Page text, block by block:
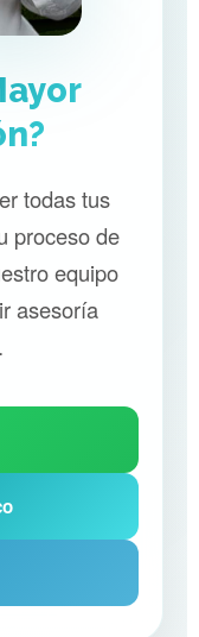
todas tus
proceso de
equipo
asesoría